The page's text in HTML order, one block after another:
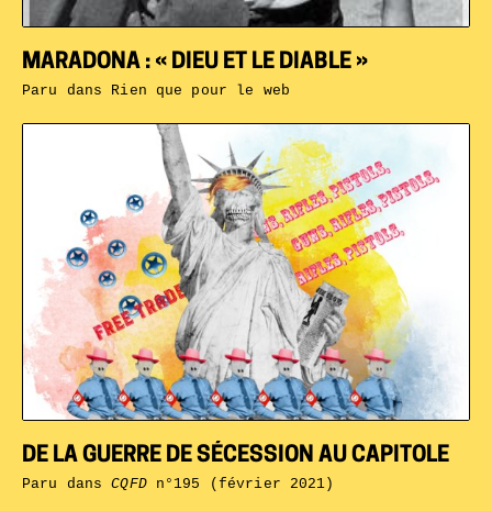
DE LA GUERRE DE SÉCESSION AU CAPITOLE
Paru dansCQFDn°195 (février 2021)
MARADONA : « DIEU ET LE DIABLE »
Paru dans Rien que pour le web